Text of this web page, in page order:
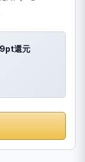
還元